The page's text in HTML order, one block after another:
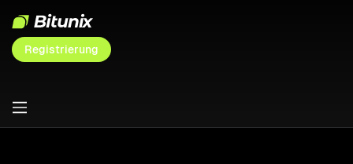
Registrierung